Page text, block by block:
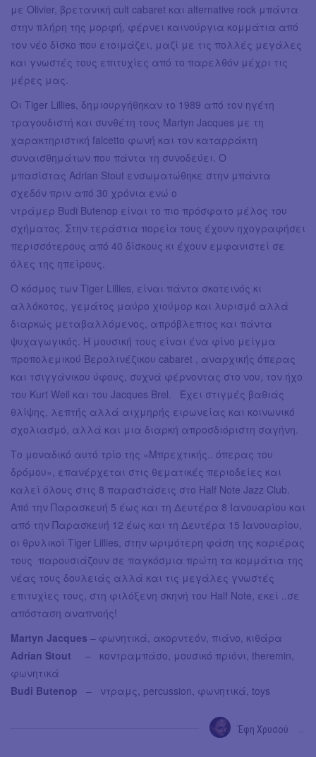
με Olivier, βρετανική cult cabaret και alternative rock μπάντα
στην πλήρη της μορφή, φέρνει καινούργια κομμάτια από
τον νέο δίσκο που ετοιμάζει, μαζί με τις πολλές μεγάλες
και γνωστές τους επιτυχίες από το παρελθόν μέχρι τις
μέρες μας.
Οι Tiger Lillies, δημιουργήθηκαν το 1989 από τον ηγέτη
τραγουδιστή και συνθέτη τους Martyn Jacques με τη
χαρακτηριστική falcetto φωνή και τον καταρράκτη
συναισθημάτων που πάντα τη συνοδεύει. Ο
μπασίστας Adrian Stout ενσωματώθηκε στην μπάντα
σχεδόν πριν από 30 χρόνια ενώ ο
ντράμερ Budi Butenop είναι το πιο πρόσφατο μέλος του
σχήματος. Στην τεράστια πορεία τους έχουν ηχογραφήσει
περισσότερους από 40 δίσκους κι έχουν εμφανιστεί σε
όλες της ηπείρους.
Ο κόσμος των Tiger Lillies, είναι πάντα σκοτεινός κι
αλλόκοτος, γεμάτος μαύρο χιούμορ και λυρισμό αλλά
διαρκώς μεταβαλλόμενος, απρόβλεπτος και πάντα
ψυχαγωγικός. Η μουσική τους είναι ένα φίνο μείγμα
προπολεμικού Βερολινέζικου cabaret , αναρχικής όπερας
και τσιγγάνικου ύφους, συχνά φέρνοντας στο νου, τον ήχο
του Kurt Weil και του Jacques Brel. Έχει στιγμές βαθιάς
θλίψης, λεπτής αλλά αιχμηρής ειρωνείας και κοινωνικό
σχολιασμό, αλλά και μια διαρκή απροσδιόριστη σαγήνη.
Το μοναδικό αυτό τρίο της «Μπρεχτικής.. όπερας του
δρόμου», επανέρχεται στις θεματικές περιοδείες και
καλεί όλους στις 8 παραστάσεις στο Half Note Jazz Club.
Από την Παρασκευή 5 έως και τη Δευτέρα 8 Ιανουαρίου και
από την Παρασκευή 12 έως και τη Δευτέρα 15 Ιανουαρίου,
οι θρυλικοί Tiger Lillies, στην ωριμότερη φάση της καριέρας
τους παρουσιάζουν σε παγκόσμια πρώτη τα κομμάτια της
νέας τους δουλειάς αλλά και τις μεγάλες γνωστές
επιτυχίες τους, στη φιλόξενη σκηνή του Half Note, εκεί ..σε
απόσταση αναπνοής!
Martyn Jacques – φωνητικά, ακορντεόν, πιάνο, κιθάρα
Adrian Stout – κοντραμπάσο, μουσικό πριόνι, theremin,
φωνητικά
Budi Butenop – ντραμς, percussion, φωνητικά, toys
Έφη Χρυσού